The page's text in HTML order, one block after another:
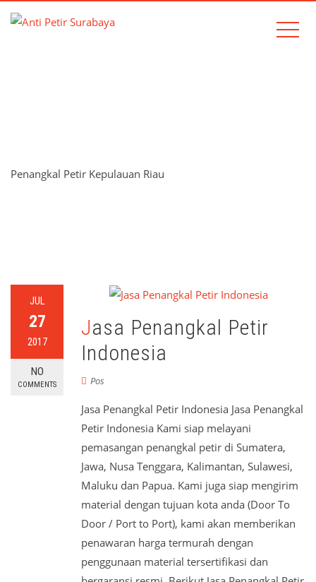
Penangkal Petir Kepulauan Riau
JUL
27
2017
NO
COMMENTS
Jasa Penangkal Petir
Indonesia
Pos
Jasa Penangkal Petir Indonesia Jasa Penangkal
Petir Indonesia Kami siap melayani
pemasangan penangkal petir di Sumatera,
Jawa, Nusa Tenggara, Kalimantan, Sulawesi,
Maluku dan Papua. Kami juga siap mengirim
material dengan tujuan kota anda (Door To
Door / Port to Port), kami akan memberikan
penawaran harga termurah dengan
penggunaan material tersertifikasi dan